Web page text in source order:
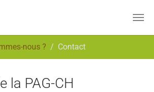
nous ? Contact
la PAG-CH